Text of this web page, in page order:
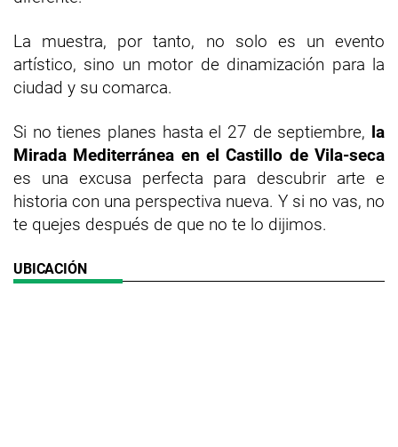
La muestra, por tanto, no solo es un evento
artístico, sino un motor de dinamización para la
ciudad y su comarca.
Si no tienes planes hasta el 27 de septiembre, la
Mirada Mediterránea en el Castillo de Vila-seca
es una excusa perfecta para descubrir arte e
historia con una perspectiva nueva. Y si no vas, no
te quejes después de que no te lo dijimos.
UBICACIÓN